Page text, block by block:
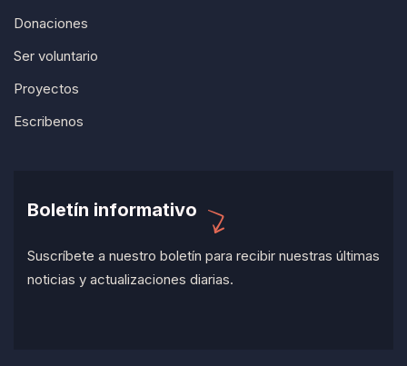
Donaciones
Ser voluntario
Proyectos
Escribenos
Boletín informativo
Suscríbete a nuestro boletín para recibir nuestras últimas
noticias y actualizaciones diarias.